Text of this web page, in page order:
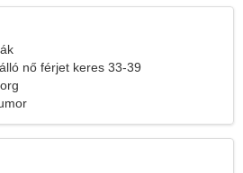
nő férjet keres 33-39